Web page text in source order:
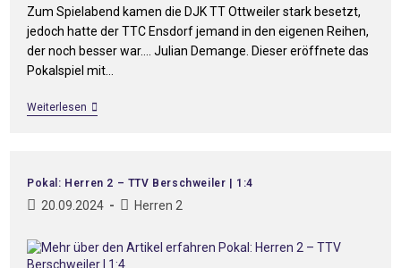
Zum Spielabend kamen die DJK TT Ottweiler stark besetzt,
jedoch hatte der TTC Ensdorf jemand in den eigenen Reihen,
der noch besser war…. Julian Demange. Dieser eröffnete das
Pokalspiel mit…
Weiterlesen
Pokal: Herren 2 – TTV Berschweiler | 1:4
20.09.2024 Herren 2